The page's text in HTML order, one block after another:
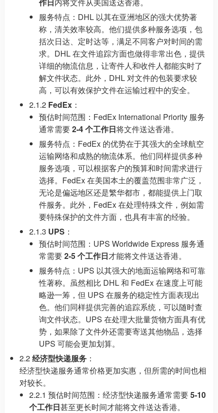
服务特点：DHL 以其在亚洲地区的强大优势著
称，清关效率较高。他们提供多种服务选项，包
括次日达、定时达等，满足不同客户对时间的需
求。DHL 在文件追踪方面也做得非常出色，提供
详细的物流信息，让寄件人和收件人都能实时了
解文件状态。此外，DHL 对文件的包装要求较
高，可以有效保护文件在运输过程中的安全。
2.1.2 FedEx ：
预估时间范围：FedEx International Priority 服务
通常需要2-4 个工作日将文件送达香港。
服务特点：FedEx 的优势在于其强大的全球航空
运输网络和成熟的物流体系。他们同样提供多种
服务选项，可以根据客户的预算和时间需求进行
选择。FedEx 在美国本土的覆盖范围非常广泛，
无论是偏远地区还是繁华都市，都能提供上门取
件服务。此外，FedEx 在处理特殊文件，例如需
要特殊保护的文件方面，也具有丰富的经验。
2.1.3 UPS ：
预估时间范围：UPS Worldwide Express 服务通
常需要2-5 个工作日才能将文件送达香港。
服务特点：UPS 以其强大的地面运输网络和可靠
性著称。虽然相比 DHL 和 FedEx 在速度上可能
略逊一筹，但 UPS 在服务的稳定性方面表现出
色。他们同样提供完善的追踪系统，可以随时查
询文件状态。UPS 在处理大批量货物方面具有优
势，如果除了文件外还需要寄送其他物品，选择
UPS 可能会更加划算。
2.2经济型快递服务 ：
经济型快递服务通常价格更加实惠，但所需的时间也相
对较长。
2.2.1 预估时间范围：经济型快递服务通常需要5-10
个工作日甚至更长时间才能将文件送达香港。